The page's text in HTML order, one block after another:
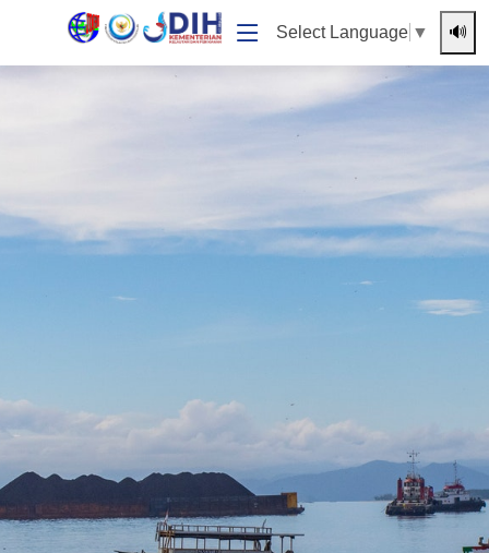
Select Language ▼ 🔊